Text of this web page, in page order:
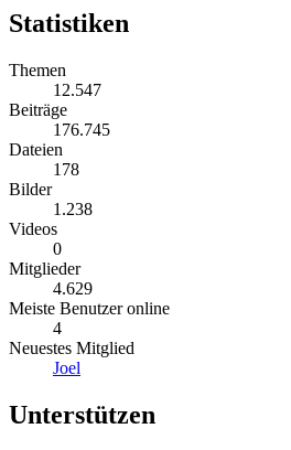
Statistiken
Themen
12.547
Beiträge
176.745
Dateien
178
Bilder
1.238
Videos
0
Mitglieder
4.629
Meiste Benutzer online
4
Neuestes Mitglied
Joel
Unterstützen